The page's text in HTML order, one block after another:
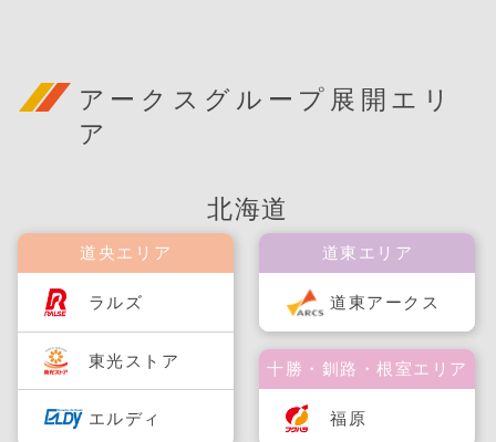
アークスグループ展開エリ
ア
北海道
道央エリア
ラルズ
東光ストア
エルディ
道東エリア
道東アークス
十勝・釧路・根室エリア
福原